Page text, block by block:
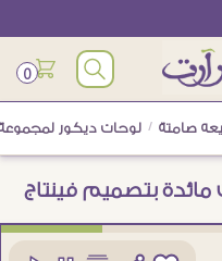
0
صامتة / لوحات ديكور لمجموعة
بتصميم فينتاج
كودSA95797